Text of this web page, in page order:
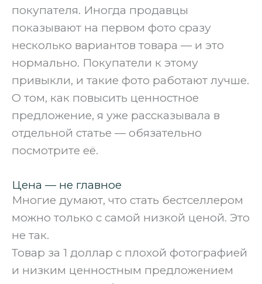
покупателя. Иногда продавцы
показывают на первом фото сразу
несколько вариантов товара — и это
нормально. Покупатели к этому
привыкли, и такие фото работают лучше.
О том, как повысить ценностное
предложение, я уже рассказывала в
отдельной статье — обязательно
посмотрите её.
Цена — не главное
Многие думают, что стать бестселлером
можно только с самой низкой ценой. Это
не так.
Товар за 1 доллар с плохой фотографией
и низким ценностным предложением